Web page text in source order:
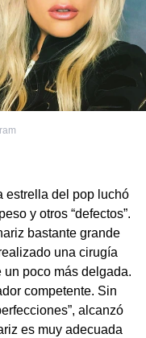
estrella del pop luchó
y otros “defectos”.
bastante grande
una cirugía
poco más delgada.
competente. Sin
alcanzó
es muy adecuada